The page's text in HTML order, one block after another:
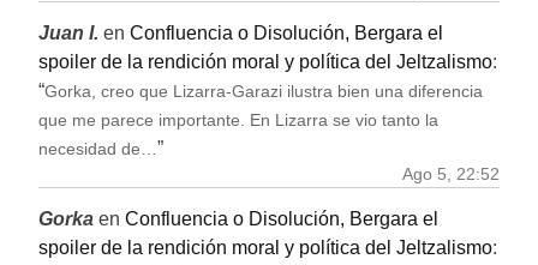
Juan I. en Confluencia o Disolución, Bergara el
spoiler de la rendición moral y política del Jeltzalismo:
“Gorka, creo que Lizarra-Garazi ilustra bien una diferencia
que me parece importante. En Lizarra se vio tanto la
necesidad de…”
Ago 5, 22:52
Gorka en Confluencia o Disolución, Bergara el
spoiler de la rendición moral y política del Jeltzalismo: